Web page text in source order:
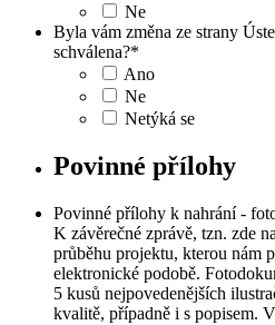
Ne
Byla vám změna ze strany
schválena?*
Ano
Ne
Netýká se
Povinné přílohy
Povinné přílohy k nahrání -
K závěrečné zprávě, tzn. zde
průběhu projektu, kterou nám
elektronické podobě.
5 kusů nejpovedenějších
kvalitě, případně i s popisem.